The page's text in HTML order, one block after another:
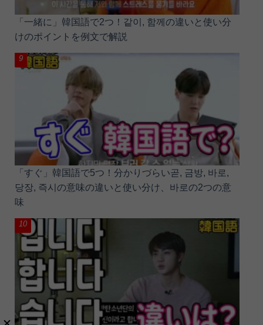
「一緒に」韓国語で2つ！같이, 함께の違いと使い分
けのポイントを例文で解説
「すぐ」韓国語で5つ！分かりづらい곧, 금방, 바로,
당장, 즉시の意味の違いと使い分け、바로の2つの意
味